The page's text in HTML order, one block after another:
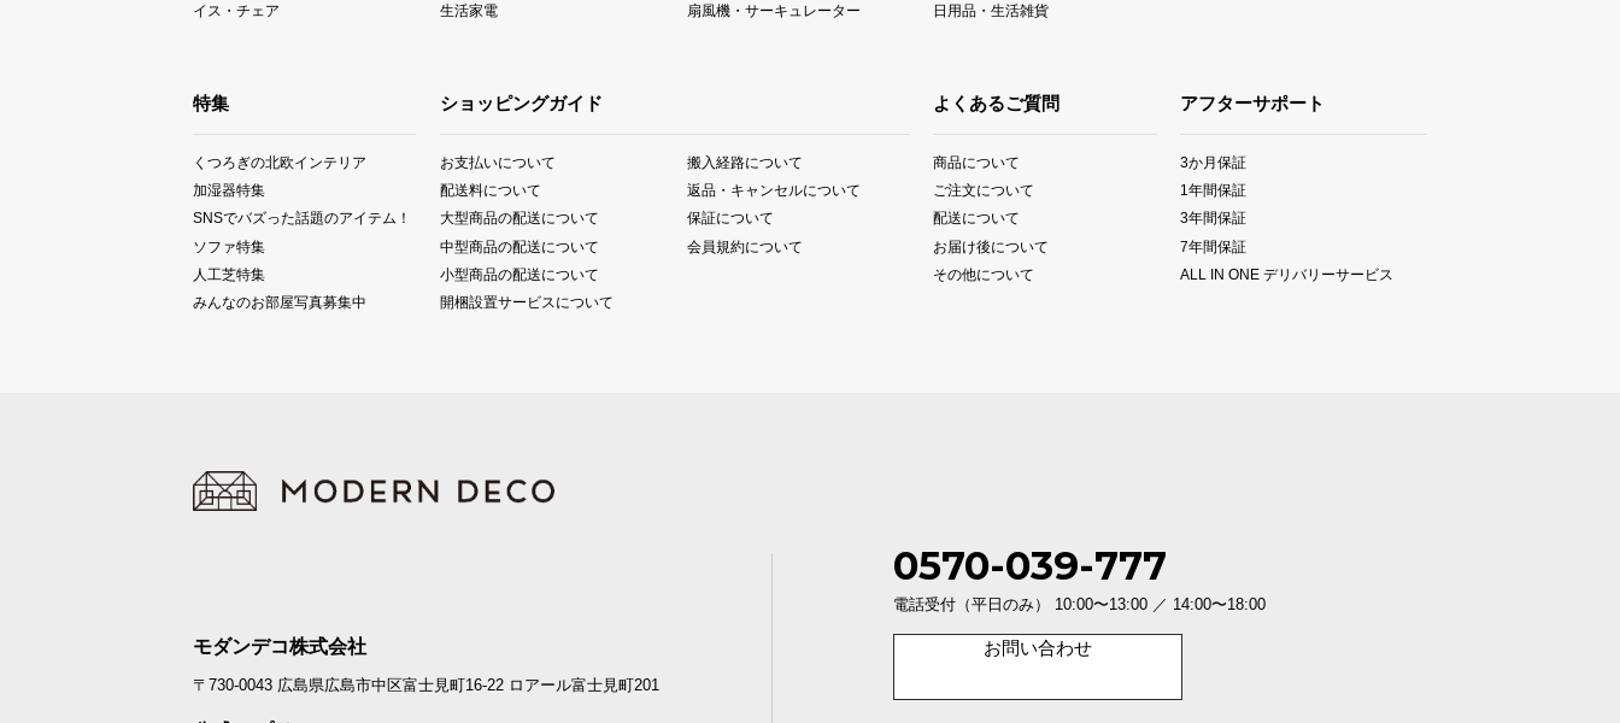
イス・チェア
生活家電
扇風機・サーキュレーター
日用品・生活雑貨
特集
くつろぎの北欧インテリア
加湿器特集
SNSでバズった話題のアイテム！
ソファ特集
人工芝特集
みんなのお部屋写真募集中
ショッピングガイド
お支払いについて
配送料について
大型商品の配送について
中型商品の配送について
小型商品の配送について
開梱設置サービスについて
搬入経路について
返品・キャンセルについて
保証について
会員規約について
よくあるご質問
商品について
ご注文について
配送について
お届け後について
その他について
アフターサポート
3か月保証
1年間保証
3年間保証
7年間保証
ALL IN ONE デリバリーサービス
モダンデコ株式会社
〒730-0043 広島県広島市中区富士見町16-22 ロアール富士見町201
お問い合わせ
0570-039-777
電話受付（平日のみ） 10:00〜13:00 ／ 14:00〜18:00